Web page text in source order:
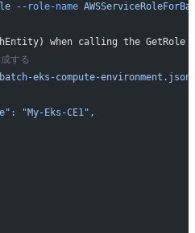
--role-name
when calling the GetRole
する
eks-compute-environment.json
"My-Eks-CE1",